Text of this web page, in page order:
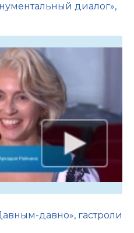
диалог»,
давно», гастроли